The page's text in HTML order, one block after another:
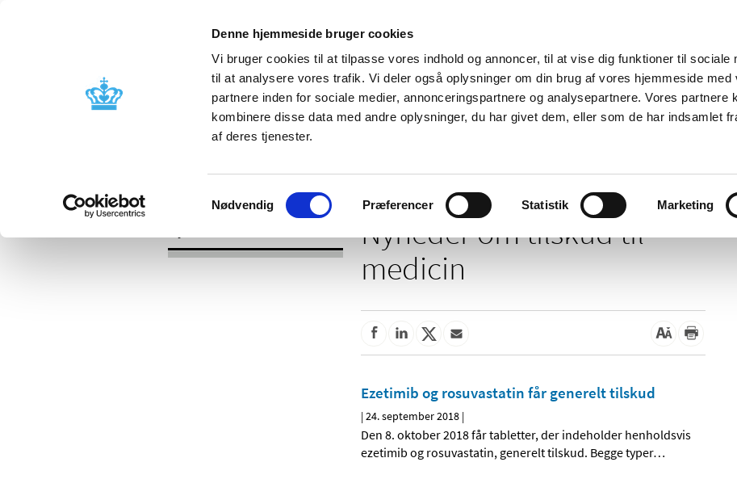
Denne hjemmeside bruger cookies
Vi bruger cookies til at tilpasse vores indhold og annoncer, til at vise dig funktioner til sociale
til at analysere vores trafik. Vi deler også oplysninger om din brug af vores hjemmeside med
partnere inden for sociale medier, annonceringspartnere og analysepartnere. Vores partnere
kombinere disse data med andre oplysninger, du har givet dem, eller som de har indsamlet
af deres tjenester.
Samtykkevalg
Nødvendig Præferencer Statistik Marketing
Nyheder Om os Kontakt
Godkendelse og
Bivirkninger og
produktinformation
Tilskud og
Apoteker og salg af
Nyheder om tilskud til
medicin
Ezetimib og rosuvastatin får generelt tilskud
|24. september 2018 |
Den 8. oktober 2018 får tabletter, der indeholder henholdsvis
ezetimib og rosuvastatin, generelt tilskud. Begge typer…